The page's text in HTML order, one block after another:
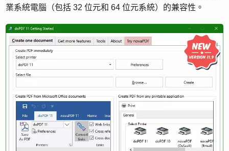
業系統電腦（包括 32 位元和 64 位元系統）的兼容性。